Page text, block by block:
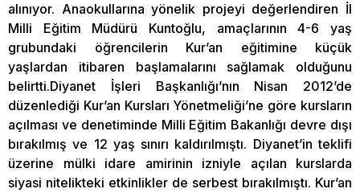
alınıyor. Anaokullarına yönelik projeyi değerlendiren İl
Milli Eğitim Müdürü Kuntoğlu, amaçlarının 4-6 yaş
grubundaki öğrencilerin Kur’an eğitimine küçük
yaşlardan itibaren başlamalarını sağlamak olduğunu
belirtti.Diyanet İşleri Başkanlığı’nın Nisan 2012’de
düzenlediği Kur’an Kursları Yönetmeliği’ne göre kursların
açılması ve denetiminde Milli Eğitim Bakanlığı devre dışı
bırakılmış ve 12 yaş sınırı kaldırılmıştı. Diyanet’in teklifi
üzerine mülki idare amirinin izniyle açılan kurslarda
siyasi nitelikteki etkinlikler de serbest bırakılmıştı. Kur’an